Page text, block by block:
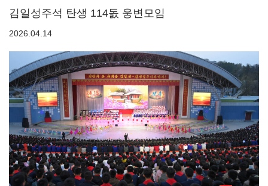
김일성주석 탄생 114돐 웅변모임
2026.04.14